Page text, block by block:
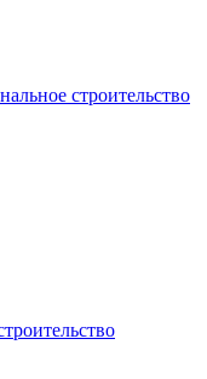
строительство